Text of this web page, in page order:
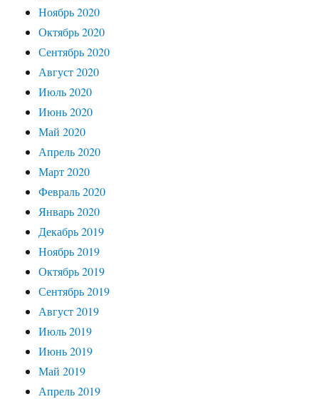
Ноябрь 2020
Октябрь 2020
Сентябрь 2020
Август 2020
Июль 2020
Июнь 2020
Май 2020
Апрель 2020
Март 2020
Февраль 2020
Январь 2020
Декабрь 2019
Ноябрь 2019
Октябрь 2019
Сентябрь 2019
Август 2019
Июль 2019
Июнь 2019
Май 2019
Апрель 2019